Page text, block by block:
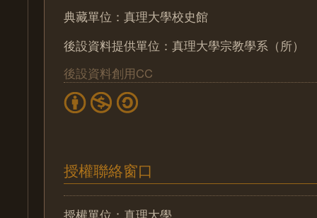
典藏單位：真理大學校史館
後設資料提供單位：真理大學宗教學系（所）
後設資料創用CC
授權聯絡窗口
授權單位：真理大學